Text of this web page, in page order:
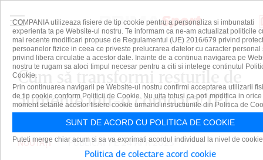
Cum să transformi resturile de
alimente într-o comoară! (P)
NOUTĂȚI PUBLICAT PE 24 APR 2023
COMPANIA utilizeaza fisiere de tip cookie pentru a personaliza si imbunatati
experienta ta pe Website-ul nostru. Te informam ca ne-am actualizat politicile
mai recente modificari propuse de Regulamentul (UE) 2016/679 privind
persoanelor fizice in ceea ce priveste prelucrarea datelor cu caracter personal
privind libera circulatie a acestor date. Inainte de a continua navigarea pe
nostru te rugam sa aloci timpul necesar pentru a citi si intelege continutul
Cookie.
Prin continuarea navigarii pe Website-ul nostru confirmi acceptarea utilizarii
de tip cookie conform Politicii de Cookie. Nu uita totusi ca poti modifica in orice
moment setarile acestor fisiere cookie urmand instructiunile din Politica de
SUNT DE ACORD CU POLITICA DE COOKIE
Puteti merge chiar acum si sa va exprimati acordul individual la nivel de
Politica de colectare acord cookie